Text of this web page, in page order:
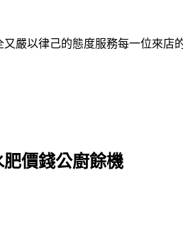
嚴以律己的態度服務每一位來店
價錢公廚餘機